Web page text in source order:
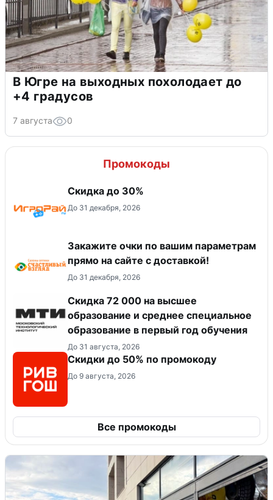
В Югре на выходных похолодает до
+4 градусов
7 августа 0
Промокоды
Скидка до 30%
До 31 декабря, 2026
Закажите очки по вашим параметрам
прямо на сайте с доставкой!
До 31 декабря, 2026
Скидка 72 000 на высшее
образование и среднее специальное
образование в первый год обучения
До 31 августа, 2026
Скидки до 50% по промокоду
До 9 августа, 2026
Все промокоды